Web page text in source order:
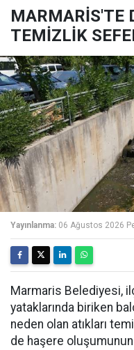
MARMARİS'TE
TEMİZLİK
Yayınlanma: 06 Ağustos 2026
Marmaris Belediyesi,
yataklarında biriken
neden olan atıkları
de haşere